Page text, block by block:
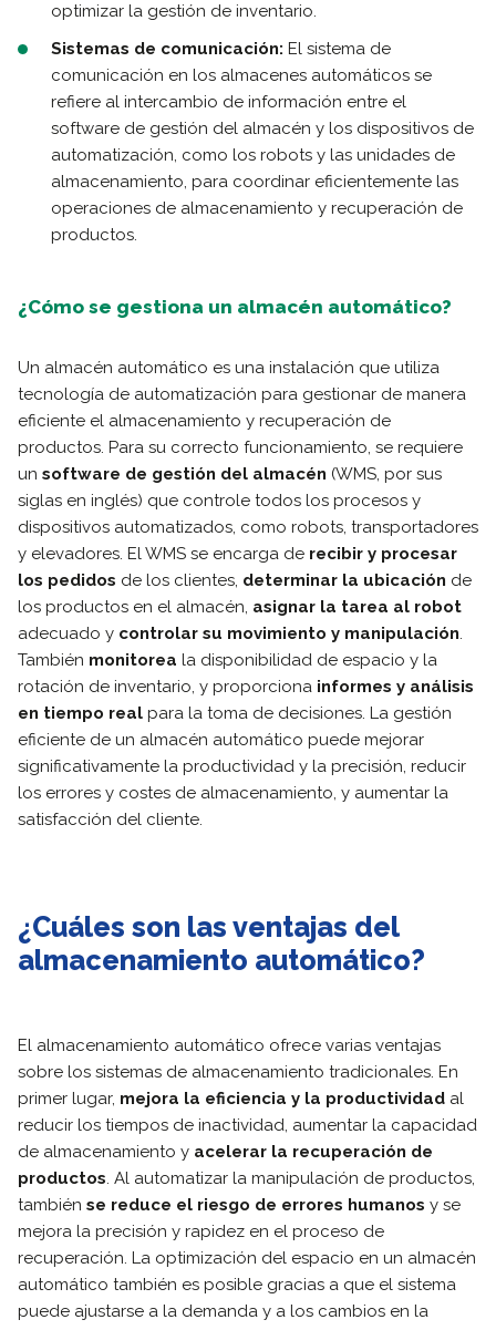
optimizar la gestión de inventario.
Sistemas de comunicación: El sistema de
comunicación en los almacenes automáticos se
refiere al intercambio de información entre el
software de gestión del almacén y los dispositivos de
automatización, como los robots y las unidades de
almacenamiento, para coordinar eficientemente las
operaciones de almacenamiento y recuperación de
productos.
¿Cómo se gestiona un almacén automático?
Un almacén automático es una instalación que utiliza
tecnología de automatización para gestionar de manera
eficiente el almacenamiento y recuperación de
productos. Para su correcto funcionamiento, se requiere
un software de gestión del almacén (WMS, por sus
siglas en inglés) que controle todos los procesos y
dispositivos automatizados, como robots, transportadores
y elevadores. El WMS se encarga de recibir y procesar
los pedidos de los clientes, determinar la ubicación de
los productos en el almacén, asignar la tarea al robot
adecuado y controlar su movimiento y manipulación.
También monitorea la disponibilidad de espacio y la
rotación de inventario, y proporciona informes y análisis
en tiempo real para la toma de decisiones. La gestión
eficiente de un almacén automático puede mejorar
significativamente la productividad y la precisión, reducir
los errores y costes de almacenamiento, y aumentar la
satisfacción del cliente.
¿Cuáles son las ventajas del
almacenamiento automático?
El almacenamiento automático ofrece varias ventajas
sobre los sistemas de almacenamiento tradicionales. En
primer lugar, mejora la eficiencia y la productividad al
reducir los tiempos de inactividad, aumentar la capacidad
de almacenamiento y acelerar la recuperación de
productos. Al automatizar la manipulación de productos,
también se reduce el riesgo de errores humanos y se
mejora la precisión y rapidez en el proceso de
recuperación. La optimización del espacio en un almacén
automático también es posible gracias a que el sistema
puede ajustarse a la demanda y a los cambios en la